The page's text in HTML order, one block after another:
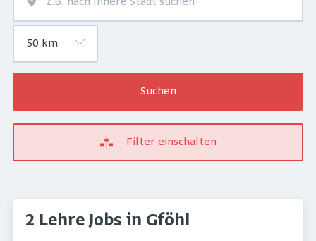
Suchen
Filter einschalten
2 Lehre Jobs in Gföhl